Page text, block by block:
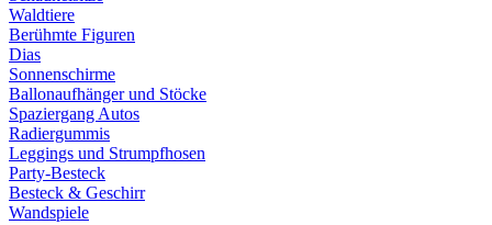
Waldtiere
Berühmte Figuren
Dias
Sonnenschirme
Ballonaufhänger und Stöcke
Spaziergang Autos
Radiergummis
Leggings und Strumpfhosen
Party-Besteck
Besteck & Geschirr
Wandspiele